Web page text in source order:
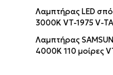
Λαμπτήρας LED
3000Κ VT-1975 V-
Λαμπτήρας
4000K 110 μοίρες